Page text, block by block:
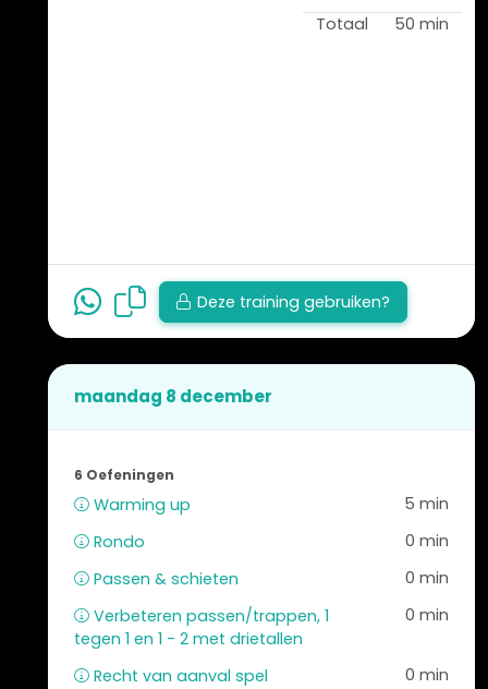
Totaal 50 min
Deze training gebruiken?
maandag 8 december
6 Oefeningen
Warming up
5 min
Rondo
0 min
Passen & schieten
0 min
Verbeteren passen/trappen, 1
tegen 1 en 1 - 2 met drietallen
0 min
Recht van aanval spel
0 min